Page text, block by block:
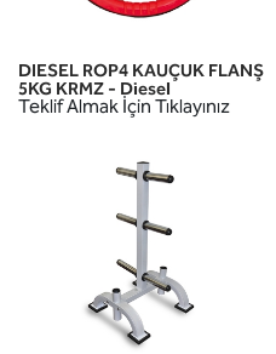
DIESEL ROP4 KAUÇUK FLANŞ
5KG KRMZ - Diesel
Teklif Almak İçin Tıklayınız